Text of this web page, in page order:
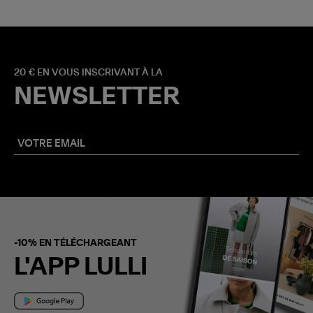
20 € EN VOUS INSCRIVANT À LA
NEWSLETTER
-10% EN TÉLÉCHARGEANT
L'APP LULLI